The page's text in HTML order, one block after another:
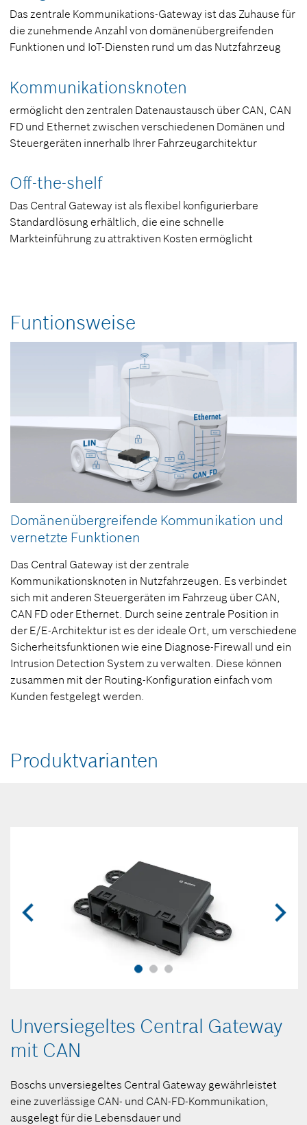
Das zentrale Kommunikations-Gateway ist das Zuhause für
die zunehmende Anzahl von domänenübergreifenden
Funktionen und IoT-Diensten rund um das Nutzfahrzeug
Kommunikationsknoten
ermöglicht den zentralen Datenaustausch über CAN, CAN
FD und Ethernet zwischen verschiedenen Domänen und
Steuergeräten innerhalb Ihrer Fahrzeugarchitektur
Off-the-shelf
Das Central Gateway ist als flexibel konfigurierbare
Standardlösung erhältlich, die eine schnelle
Markteinführung zu attraktiven Kosten ermöglicht
Funtionsweise
Domänenübergreifende Kommunikation und
vernetzte Funktionen
Das Central Gateway ist der zentrale
Kommunikationsknoten in Nutzfahrzeugen. Es verbindet
sich mit anderen Steuergeräten im Fahrzeug über CAN,
CAN FD oder Ethernet. Durch seine zentrale Position in
der E/E-Architektur ist es der ideale Ort, um verschiedene
Sicherheitsfunktionen wie eine Diagnose-Firewall und ein
Intrusion Detection System zu verwalten. Diese können
zusammen mit der Routing-Konfiguration einfach vom
Kunden festgelegt werden.
Produktvarianten
Unversiegeltes Central Gateway
mit CAN
Boschs unversiegeltes Central Gateway gewährleistet
eine zuverlässige CAN- und CAN-FD-Kommunikation,
ausgelegt für die Lebensdauer und